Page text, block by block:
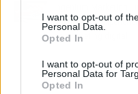
I want to opt-out of
Personal Data.
Opted In
I want to opt-out of
Personal Data for
Opted In
agencia con
en marketing digital